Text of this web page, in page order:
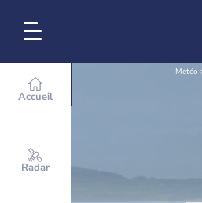
Accueil
Radar
Météo